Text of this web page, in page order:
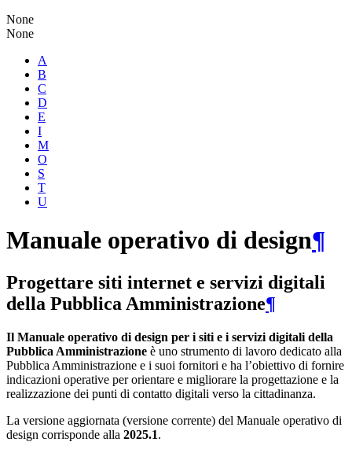
None
None
A
B
C
D
E
I
M
O
S
T
U
Manuale operativo di design¶
Progettare siti internet e servizi digitali
della Pubblica Amministrazione¶
Il Manuale operativo di design per i siti e i servizi digitali della
Pubblica Amministrazione è uno strumento di lavoro dedicato alla
Pubblica Amministrazione e i suoi fornitori e ha l’obiettivo di fornire
indicazioni operative per orientare e migliorare la progettazione e la
realizzazione dei punti di contatto digitali verso la cittadinanza.
La versione aggiornata (versione corrente) del Manuale operativo di
design corrisponde alla 2025.1.